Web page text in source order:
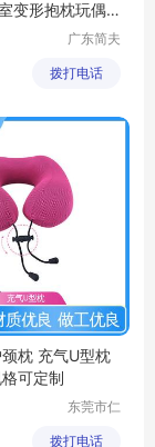
变形抱枕玩偶
广东简夫
限公司
拨打电话
枕 充气U型枕
可定制
东莞市仁
技有限公
拨打电话